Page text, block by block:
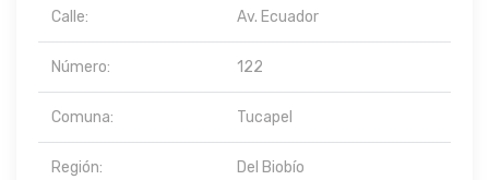
Calle: Av. Ecuador
Número: 122
Comuna: Tucapel
Región: Del Biobío